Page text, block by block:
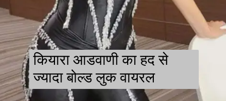
कियारा आडवाणी का हद से
ज्यादा बोल्ड लुक वायरल